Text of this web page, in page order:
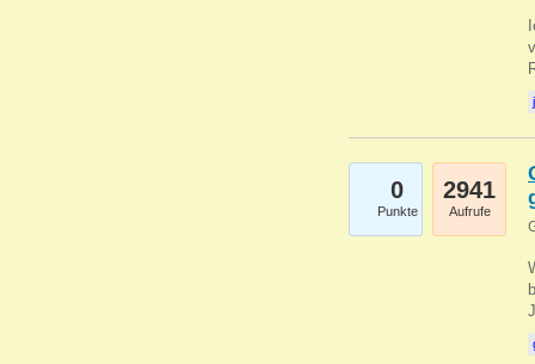
0
Punkte
2941
Aufrufe